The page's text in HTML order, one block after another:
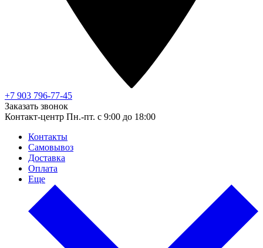
+7 903 796-77-45
Заказать звонок
Контакт-центр Пн.-пт. с 9:00 до 18:00
Контакты
Самовывоз
Доставка
Оплата
Еще